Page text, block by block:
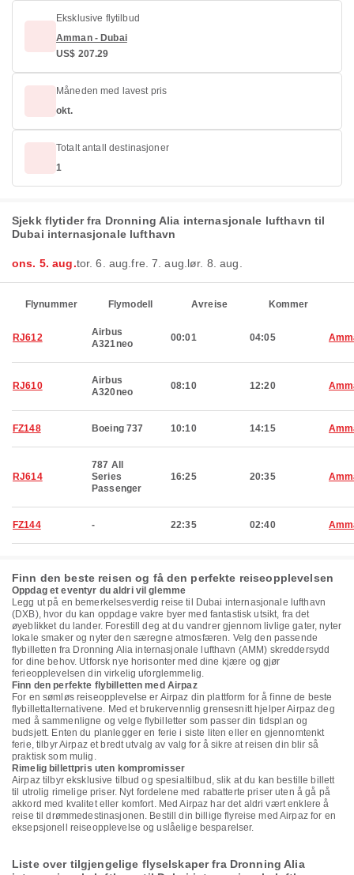
Eksklusive flytilbud
Amman - Dubai
US$ 207.29
Måneden med lavest pris
okt.
Totalt antall destinasjoner
1
Sjekk flytider fra Dronning Alia internasjonale lufthavn til
Dubai internasjonale lufthavn
ons. 5. aug.tor. 6. aug.fre. 7. aug. lør. 8. aug.
Flynummer Flymodell Avreise Kommer
RJ612
Airbus
A321neo
00:01 04:05
RJ610
Airbus
A320neo
08:10 12:20
FZ148 Boeing 737 10:10 14:15
RJ614
787 All
Series
Passenger
16:25 20:35
FZ144 - 22:35 02:40
Finn den beste reisen og få den perfekte reiseopplevelsen
Oppdag et eventyr du aldri vil glemme
Legg ut på en bemerkelsesverdig reise til Dubai internasjonale lufthavn
(DXB), hvor du kan oppdage vakre byer med fantastisk utsikt, fra det
øyeblikket du lander. Forestill deg at du vandrer gjennom livlige gater, nyter
lokale smaker og nyter den særegne atmosfæren. Velg den passende
flybilletten fra Dronning Alia internasjonale lufthavn (AMM) skreddersydd
for dine behov. Utforsk nye horisonter med dine kjære og gjør
ferieopplevelsen din virkelig uforglemmelig.
Finn den perfekte flybilletten med Airpaz
For en sømløs reiseopplevelse er Airpaz din plattform for å finne de beste
flybillettalternativene. Med et brukervennlig grensesnitt hjelper Airpaz deg
med å sammenligne og velge flybilletter som passer din tidsplan og
budsjett. Enten du planlegger en ferie i siste liten eller en gjennomtenkt
ferie, tilbyr Airpaz et bredt utvalg av valg for å sikre at reisen din blir så
praktisk som mulig.
Rimelig billettpris uten kompromisser
Airpaz tilbyr eksklusive tilbud og spesialtilbud, slik at du kan bestille billett
til utrolig rimelige priser. Nyt fordelene med rabatterte priser uten å gå på
akkord med kvalitet eller komfort. Med Airpaz har det aldri vært enklere å
reise til drømmedestinasjonen. Bestill din billige flyreise med Airpaz for en
eksepsjonell reiseopplevelse og uslåelige besparelser.
Liste over tilgjengelige flyselskaper fra Dronning Alia